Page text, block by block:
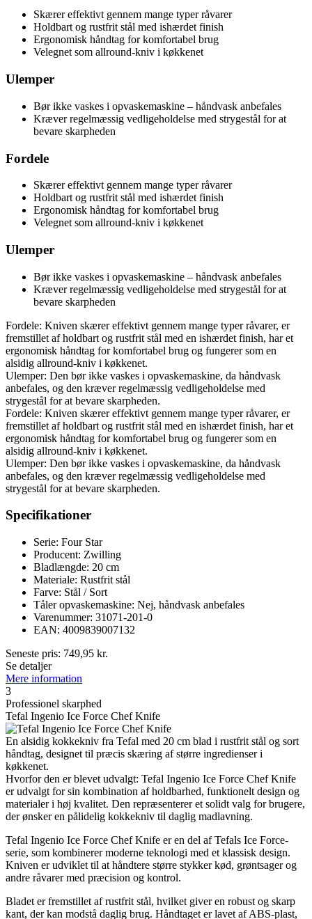
Skærer effektivt gennem mange typer råvarer
Holdbart og rustfrit stål med ishærdet finish
Ergonomisk håndtag for komfortabel brug
Velegnet som allround-kniv i køkkenet
Ulemper
Bør ikke vaskes i opvaskemaskine – håndvask anbefales
Kræver regelmæssig vedligeholdelse med strygestål for at
bevare skarpheden
Fordele
Skærer effektivt gennem mange typer råvarer
Holdbart og rustfrit stål med ishærdet finish
Ergonomisk håndtag for komfortabel brug
Velegnet som allround-kniv i køkkenet
Ulemper
Bør ikke vaskes i opvaskemaskine – håndvask anbefales
Kræver regelmæssig vedligeholdelse med strygestål for at
bevare skarpheden
Fordele: Kniven skærer effektivt gennem mange typer råvarer, er
fremstillet af holdbart og rustfrit stål med en ishærdet finish, har et
ergonomisk håndtag for komfortabel brug og fungerer som en
alsidig allround-kniv i køkkenet.
Ulemper: Den bør ikke vaskes i opvaskemaskine, da håndvask
anbefales, og den kræver regelmæssig vedligeholdelse med
strygestål for at bevare skarpheden.
Fordele: Kniven skærer effektivt gennem mange typer råvarer, er
fremstillet af holdbart og rustfrit stål med en ishærdet finish, har et
ergonomisk håndtag for komfortabel brug og fungerer som en
alsidig allround-kniv i køkkenet.
Ulemper: Den bør ikke vaskes i opvaskemaskine, da håndvask
anbefales, og den kræver regelmæssig vedligeholdelse med
strygestål for at bevare skarpheden.
Specifikationer
Serie: Four Star
Producent: Zwilling
Bladlængde: 20 cm
Materiale: Rustfrit stål
Farve: Stål / Sort
Tåler opvaskemaskine: Nej, håndvask anbefales
Varenummer: 31071-201-0
EAN: 4009839007132
Seneste pris: 749,95 kr.
Se detaljer
Mere information
3
Professionel skarphed
Tefal Ingenio Ice Force Chef Knife
En alsidig kokkekniv fra Tefal med 20 cm blad i rustfrit stål og sort
håndtag, designet til præcis skæring af større ingredienser i
køkkenet.
Hvorfor den er blevet udvalgt: Tefal Ingenio Ice Force Chef Knife
er udvalgt for sin kombination af holdbarhed, funktionelt design og
materialer i høj kvalitet. Den repræsenterer et solidt valg for brugere,
der ønsker en pålidelig kokkekniv til daglig madlavning.
Tefal Ingenio Ice Force Chef Knife er en del af Tefals Ice Force-
serie, som kombinerer moderne teknologi med et klassisk design.
Kniven er udviklet til at håndtere større stykker kød, grøntsager og
andre råvarer med præcision og kontrol.
Bladet er fremstillet af rustfrit stål, hvilket giver en robust og skarp
kant, der kan modstå daglig brug. Håndtaget er lavet af ABS-plast,